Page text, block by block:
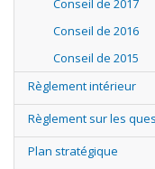
Conseil de 2017
Conseil de 2016
Conseil de 2015
Règlement intérieur
Règlement sur les
Plan stratégique